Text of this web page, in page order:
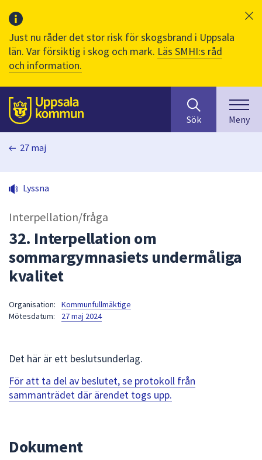
Just nu råder det stor risk för skogsbrand i Uppsala
län. Var försiktig i skog och mark. Läs SMHI:s råd
och information.
Till sidans
huvudinnehåll
efter
innehåll
på
sökförslag
att
navigera
mellan
Sök Meny
27 maj
Lyssna
Interpellation/fråga
32. Interpellation om
sommargymnasiets undermåliga
kvalitet
Organisation:
Kommunfullmäktige
Mötesdatum:
27 maj 2024
Det här är ett beslutsunderlag.
För att ta del av beslutet, se protokoll från
sammanträdet där ärendet togs upp.
Dokument